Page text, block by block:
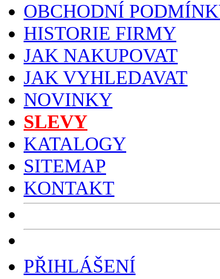
OBCHODNÍ
HISTORIE FIRMY
JAK NAKUPOVAT
JAK VYHLEDAVAT
NOVINKY
SLEVY
KATALOGY
SITEMAP
KONTAKT
PŘIHLÁŠENÍ